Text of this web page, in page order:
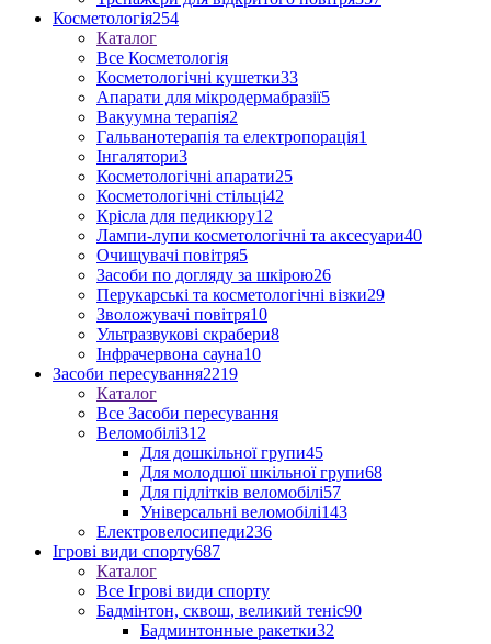
Косметологія254
Каталог
Все Косметологія
Косметологічні кушетки33
Апарати для мікродермабразії5
Вакуумна терапія2
Гальванотерапія та електропорація1
Інгалятори3
Косметологічні апарати25
Косметологічні стільці42
Крісла для педикюру12
Лампи-лупи косметологічні та аксесуари40
Очищувачі повітря5
Засоби по догляду за шкірою26
Перукарські та косметологічні візки29
Зволожувачі повітря10
Ультразвукові скрабери8
Інфрачервона сауна10
Засоби пересування2219
Каталог
Все Засоби пересування
Веломобілі312
Для дошкільної групи45
Для молодшої шкільної групи68
Для підлітків веломобілі57
Універсальні веломобілі143
Електровелосипеди236
Ігрові види спорту687
Каталог
Все Ігрові види спорту
Бадмінтон, сквош, великий теніс90
Бадминтонные ракетки32